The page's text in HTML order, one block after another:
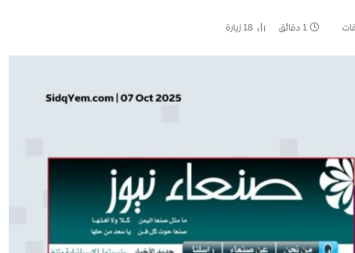
1 دقائق 18زيارة